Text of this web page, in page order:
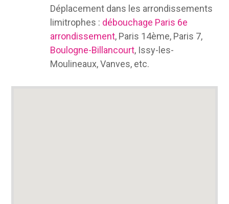
Déplacement dans les arrondissements
limitrophes : débouchage Paris 6e
arrondissement, Paris 14ème, Paris 7,
Boulogne-Billancourt, Issy-les-
Moulineaux, Vanves, etc.